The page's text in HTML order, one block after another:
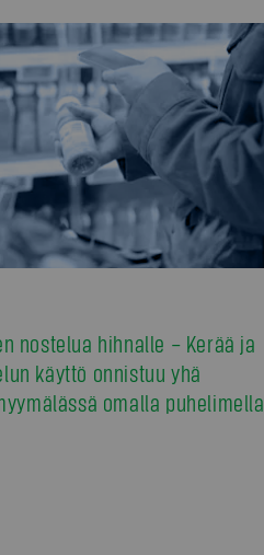
nostelua hihnalle – Kerää ja
käyttö onnistuu yhä
omalla puhelimella